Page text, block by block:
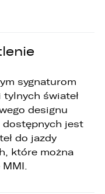
sygnaturom
świateł
designu
dostępnych jest
do jazdy
które można